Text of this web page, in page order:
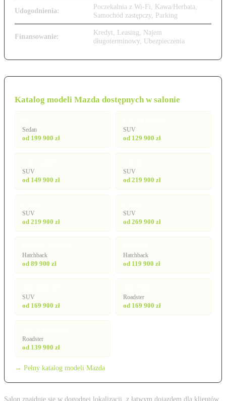
Udogodnienia:
Poczekalnia z Wi-Fi, Kawa/Herbata,
Samochód zastępczy, Parking
Finansowanie:
Kredyt, Leasing, Najem
długoterminowy, Ubezpieczenia
Katalog modeli Mazda dostępnych w salonie
Sedan
od 199 900 zł
SUV
od 129 900 zł
SUV
od 149 900 zł
SUV
od 219 900 zł
SUV
od 219 900 zł
SUV
od 269 900 zł
Hatchback
od 89 900 zł
Hatchback
od 119 900 zł
SUV
od 169 900 zł
Roadster
od 169 900 zł
Roadster
od 139 900 zł
→ Pełny katalog modeli Mazda
Salon znajduje się w dogodnej lokalizacji, z łatwym dojazdem dla klientów